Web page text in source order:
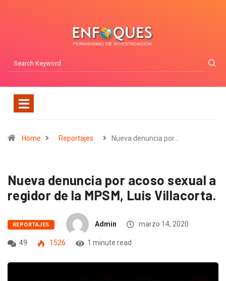
Home Reportajes Nueva denuncia por…
Nueva denuncia por acoso sexual a
regidor de la MPSM, Luis Villacorta.
REPORTAJES Admin marzo 14, 2020
49 1526 1 minute read